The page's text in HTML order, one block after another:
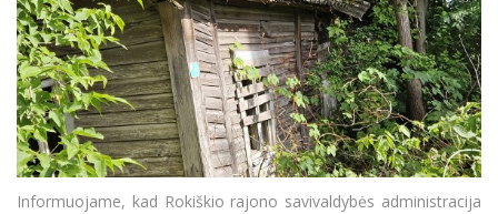
Informuojame, kad Rokiškio rajono savivaldybės administracija